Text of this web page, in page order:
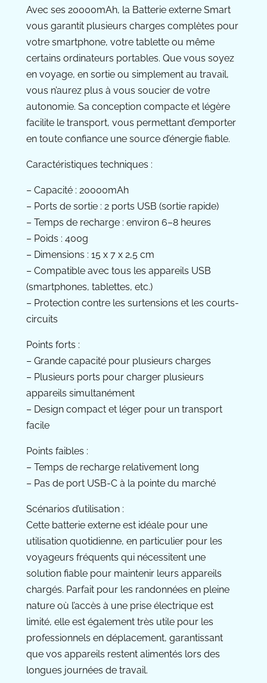
Avec ses 20000mAh, la Batterie externe Smart
vous garantit plusieurs charges complètes pour
votre smartphone, votre tablette ou même
certains ordinateurs portables. Que vous soyez
en voyage, en sortie ou simplement au travail,
vous n’aurez plus à vous soucier de votre
autonomie. Sa conception compacte et légère
facilite le transport, vous permettant d’emporter
en toute confiance une source d’énergie fiable.
Caractéristiques techniques :
– Capacité : 20000mAh
– Ports de sortie : 2 ports USB (sortie rapide)
– Temps de recharge : environ 6–8 heures
– Poids : 400g
– Dimensions : 15 x 7 x 2,5 cm
– Compatible avec tous les appareils USB
(smartphones, tablettes, etc.)
– Protection contre les surtensions et les courts-
circuits
Points forts :
– Grande capacité pour plusieurs charges
– Plusieurs ports pour charger plusieurs
appareils simultanément
– Design compact et léger pour un transport
facile
Points faibles :
– Temps de recharge relativement long
– Pas de port USB-C à la pointe du marché
Scénarios d’utilisation :
Cette batterie externe est idéale pour une
utilisation quotidienne, en particulier pour les
voyageurs fréquents qui nécessitent une
solution fiable pour maintenir leurs appareils
chargés. Parfait pour les randonnées en pleine
nature où l’accès à une prise électrique est
limité, elle est également très utile pour les
professionnels en déplacement, garantissant
que vos appareils restent alimentés lors des
longues journées de travail.